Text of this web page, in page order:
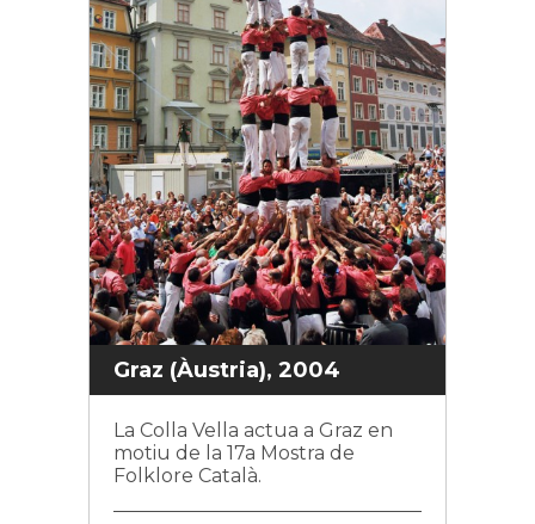
Graz (Àustria), 2004
La Colla Vella actua a Graz en
motiu de la 17a Mostra de
Folklore Català.